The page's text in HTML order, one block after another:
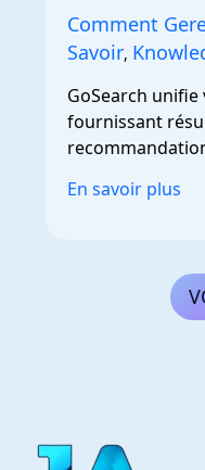
Comment
Savoir,
GoSearch unifie
fournissant
En savoir plus